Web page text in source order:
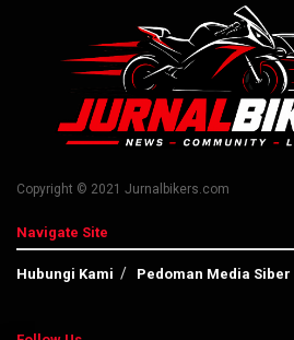
Copyright © 2021 Jurnalbikers.com
Navigate Site
Hubungi Kami Pedoman Media Siber